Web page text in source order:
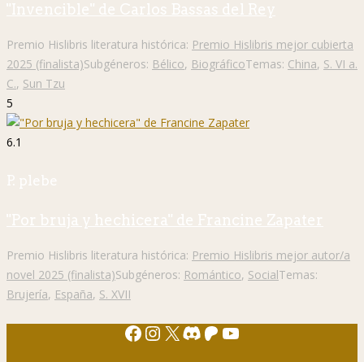
"Invencible" de Carlos Bassas del Rey
Premio Hislibris literatura histórica: Premio Hislibris mejor cubierta
2025 (finalista)Subgéneros: Bélico, BiográficoTemas: China, S. VI a.
C., Sun Tzu
5
6.1
P. plebe
"Por bruja y hechicera" de Francine Zapater
Premio Hislibris literatura histórica: Premio Hislibris mejor autor/a
novel 2025 (finalista)Subgéneros: Romántico, SocialTemas:
Brujería, España, S. XVII
Facebook
Instagram
X Discord
Patreon
YouTube